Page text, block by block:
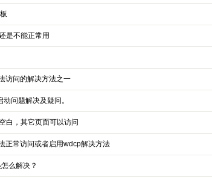
是不能正常用
访问的解决方法之一
问题解决及疑问。
白，其它页面可以访问
正常访问或者启用wdcp解决方法
么解决？